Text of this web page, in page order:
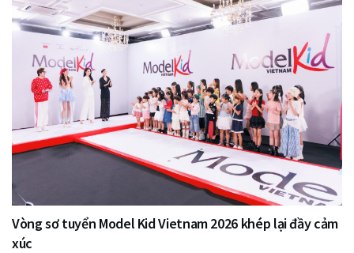
Vòng sơ tuyển Model Kid Vietnam 2026 khép lại đầy cảm
xúc